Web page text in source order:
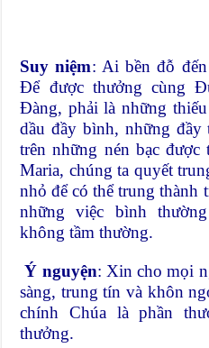
Suy niệm: Ai bền đỗ
Để được thưởng cùng
Đàng, phải là những
dầu đầy bình, những
trên những nén bạc
Maria, chúng ta quyết
nhỏ để có thể trung thành
những việc bình
không tầm thường.
Ý nguyện: Xin cho mọi
sàng, trung tín và khôn
chính Chúa là phần
thưởng.